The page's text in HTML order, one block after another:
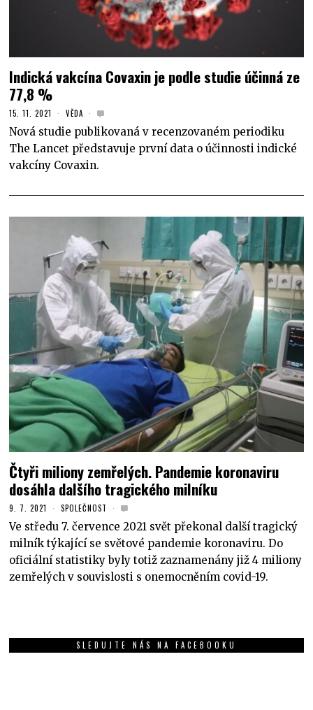
Indická vakcína Covaxin je podle studie účinná ze
77,8 %
15. 11. 2021 VĚDA
Nová studie publikovaná v recenzovaném periodiku
The Lancet představuje první data o účinnosti indické
vakcíny Covaxin.
Čtyři miliony zemřelých. Pandemie koronaviru
dosáhla dalšího tragického milníku
9. 7. 2021 SPOLEČNOST
Ve středu 7. července 2021 svět překonal další tragický
milník týkající se světové pandemie koronaviru. Do
oficiální statistiky byly totiž zaznamenány již 4 miliony
zemřelých v souvislosti s onemocněním covid-19.
SLEDUJTE NÁS NA FACEBOOKU